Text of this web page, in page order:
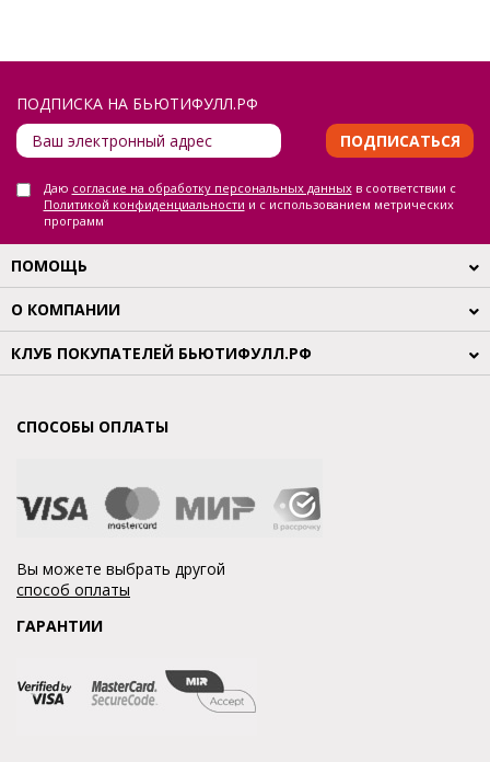
ПОДПИСКА НА БЬЮТИФУЛЛ.РФ
ПОДПИСАТЬСЯ
Даю согласие на обработку персональных данныхв соответствии с
Политикой конфиденциальности и с использованием метрических
программ
ПОМОЩЬ
О КОМПАНИИ
КЛУБ ПОКУПАТЕЛЕЙ БЬЮТИФУЛЛ.РФ
СПОСОБЫ ОПЛАТЫ
Вы можете выбрать другой
способ оплаты
ГАРАНТИИ